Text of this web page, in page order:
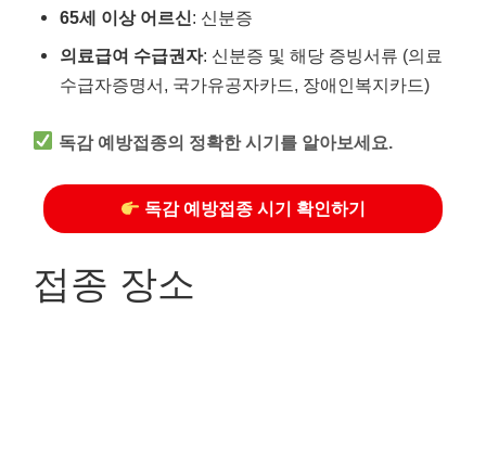
65세 이상 어르신: 신분증
의료급여 수급권자: 신분증 및 해당 증빙서류 (의료
수급자증명서, 국가유공자카드, 장애인복지카드)
독감 예방접종의 정확한 시기를 알아보세요.
독감 예방접종 시기 확인하기
접종 장소